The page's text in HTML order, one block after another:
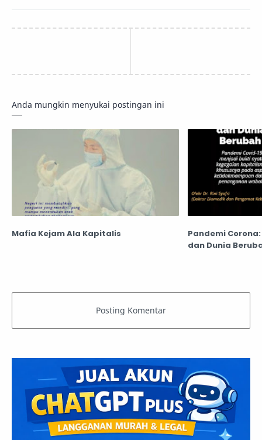
Anda mungkin menyukai postingan ini
Mafia Kejam Ala Kapitalis
Pandemi
dan Dunia